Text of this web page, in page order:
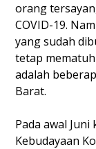
orang
COVID-19.
yang sudah
tetap
adalah
Barat.
Pada awal
Kebudayaan